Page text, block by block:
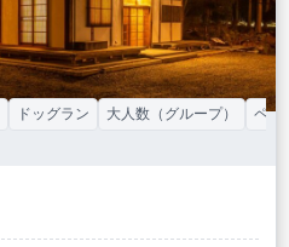
ドッグラン 大人数（グループ） ペッ